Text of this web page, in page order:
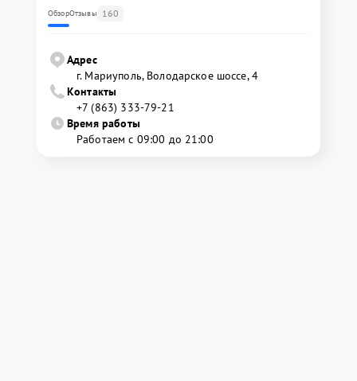
ОбзорОтзывы 160
Адрес
г. Мариуполь, Володарское шоссе, 4
Контакты
+7 (863) 333-79-21
Время работы
Работаем с 09:00 до 21:00